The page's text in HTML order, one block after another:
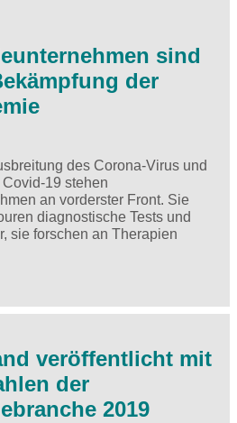
sind
der
des Corona-Virus und
19 stehen
an vorderster Front. Sie
diagnostische Tests und
sie forschen an Therapien
veröffentlicht mit
der
2019